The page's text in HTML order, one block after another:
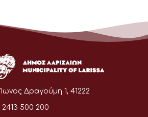
Ίωνος Δραγούμη 1, 41222
2413 500 200